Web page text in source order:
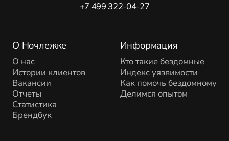
О Ночлежке
О нас
Истории клиентов
Вакансии
Отчеты
Статистика
Брендбук
Информация
Кто такие бездомные
Индекс уязвимости
Как помочь бездомному
Делимся опытом
+7 499 322-04-27